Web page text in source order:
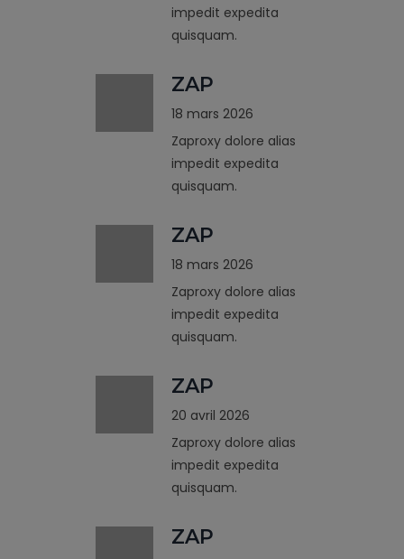
impedit expedita
quisquam.
ZAP
18 mars 2026
Zaproxy dolore alias
impedit expedita
quisquam.
ZAP
18 mars 2026
Zaproxy dolore alias
impedit expedita
quisquam.
ZAP
20 avril 2026
Zaproxy dolore alias
impedit expedita
quisquam.
ZAP